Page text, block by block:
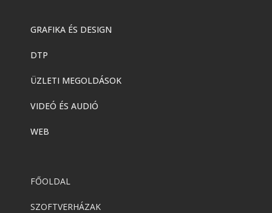
GRAFIKA ÉS DESIGN
DTP
ÜZLETI MEGOLDÁSOK
VIDEÓ ÉS AUDIÓ
WEB
FŐOLDAL
SZOFTVERHÁZAK